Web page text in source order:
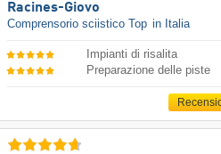
Racines-Giovo
Comprensorio sciistico Top in Italia
Impianti di risalita
Preparazione delle piste